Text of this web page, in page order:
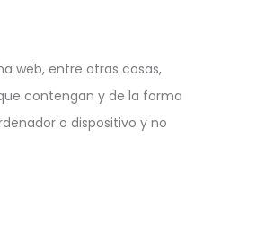
web, entre otras cosas,
contengan y de la forma
o dispositivo y no